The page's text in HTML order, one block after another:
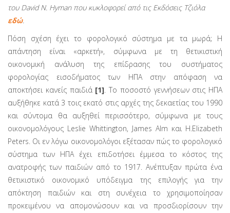
του David N. Hyman που κυκλοφορεί από τις Εκδόσεις Τζιόλα
εδώ.
Πόση σχέση έχει το φορολογικό σύστημα με τα μωρά; Η
απάντηση είναι «αρκετή», σύμφωνα με τη θετικιστική
οικονομική ανάλυση της επίδρασης του συστήματος
φορολογίας εισοδήματος των ΗΠΑ στην απόφαση να
αποκτήσει κανείς παιδιά [1]. Το ποσοστό γεννήσεων στις ΗΠΑ
αυξήθηκε κατά 3 τοις εκατό στις αρχές της δεκα­ετίας του 1990
και σύντομα θα αυξηθεί περισσότερο, σύμφωνα με τους
οικονομολόγους Leslie Whittington, James Alm και H.Elizabeth
Peters. Οι εν λόγω οικονομολόγοι εξέτασαν πώς το φορολογικό
σύστημα των ΗΠΑ έχει επιδοτήσει έμμεσα το κόστος της
ανατροφής των παιδιών από το 1917. Ανέπτυξαν πρώτα ένα
θετικιστικό οικονομικό υπόδειγμα της επιλογής για την
απόκτηση παιδιών και στη συνέχεια το χρησιμοποίησαν
προκει­μένου να απομονώσουν και να προσδιορίσουν την